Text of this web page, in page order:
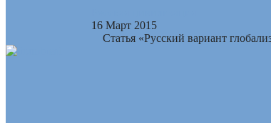
16 Март 2015
Статья «Русский вариант